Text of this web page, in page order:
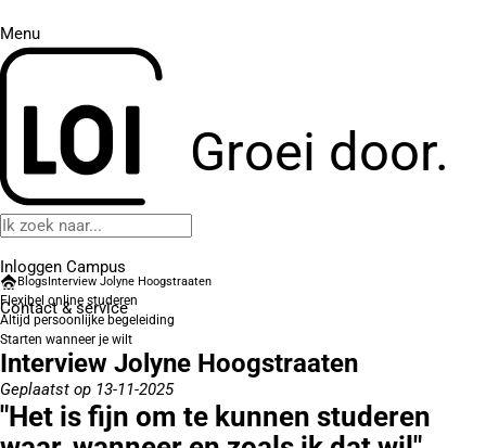
Menu
Groei door.
Inloggen Campus
Contact& service
BlogsInterview Jolyne Hoogstraaten
Flexibel online studeren
Altijd persoonlijke begeleiding
Starten wanneer je wilt
Interview Jolyne Hoogstraaten
Geplaatst op 13-11-2025
"Het is fijn om te kunnen studeren